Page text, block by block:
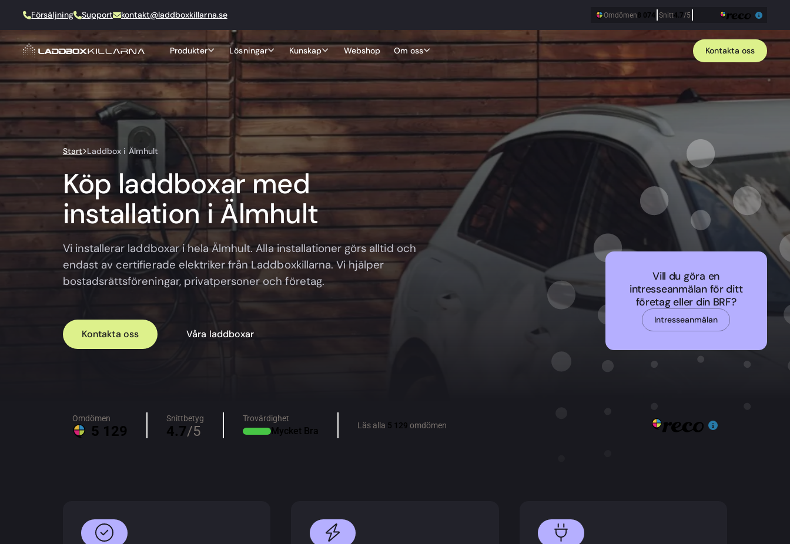
Försäljning Support kontakt@laddboxkillarna.se
Produkter Lösningar Kunskap Webshop Om oss Kontakta oss
Start Laddbox i Älmhult
Köp laddboxar med
installation i Älmhult
Vi installerar laddboxar i hela Älmhult. Alla installationer görs alltid och
endast av certifierade elektriker från Laddboxkillarna. Vi hjälper
bostadsrättsföreningar, privatpersoner och företag.
Kontakta oss Våra laddboxar
Vill du göra en
intresseanmälan för ditt
företag eller din BRF?
Intresseanmälan